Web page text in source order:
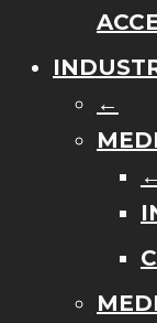
←
←